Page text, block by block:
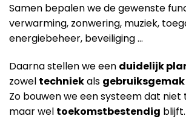
Samen bepalen we de gewenste
verwarming, zonwering, muziek,
energiebeheer, beveiliging …
Daarna stellen we een duidelijk
zowel techniekals gebruiksgemak
Zo bouwen we een systeem dat niet
maar wel toekomstbestendig blijft.